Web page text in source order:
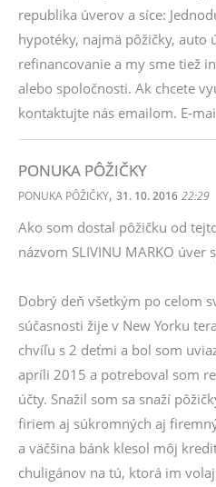
republika úverov a síce:
hypotéky, najmä pôžičky, auto
refinancovanie a my sme tiež
alebo spoločnosti. Ak chcete
kontaktujte nás emailom. E-
PONUKA PÔŽIČKY
PONUKA PÔŽIČKY, 31. 10. 2016 22:29
Ako som dostal pôžičku od
názvom SLIVINU MARKO úver
Dobrý deň všetkým po celom
súčasnosti žije v New Yorku
chvíľu s 2 deťmi a bol som
apríli 2015 a potreboval som
účty. Snažil som sa snaží
firiem aj súkromných aj
a väčšina bánk klesol môj
chuligánov na tú, ktorá im